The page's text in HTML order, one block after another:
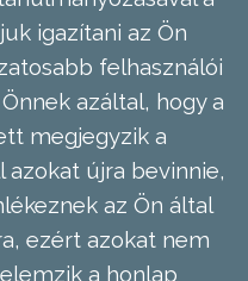
igazítani az Ön
felhasználói
azáltal, hogy a
megjegyzik a
azokat újra bevinnie,
az Ön által
ezért azokat nem
a honlap